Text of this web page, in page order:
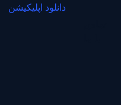
دانلود اپلیکیشن